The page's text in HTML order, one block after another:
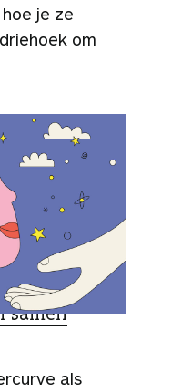
je ze
om
samen
als